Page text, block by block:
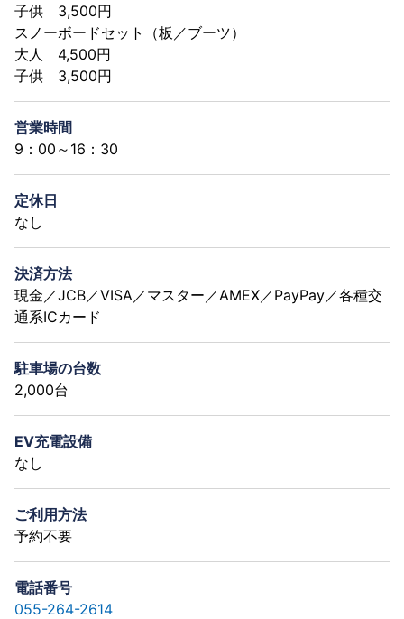
子供 3,500円
スノーボードセット（板／ブーツ）
大人 4,500円
子供 3,500円
営業時間
9：00～16：30
定休日
なし
決済方法
現金／JCB／VISA／マスター／AMEX／PayPay／各種交
通系ICカード
駐車場の台数
2,000台
EV充電設備
なし
ご利用方法
予約不要
電話番号
055-264-2614